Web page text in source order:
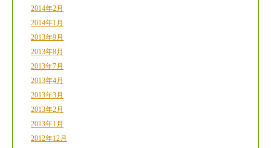
2014年2月
2014年1月
2013年9月
2013年8月
2013年7月
2013年4月
2013年3月
2013年2月
2013年1月
2012年12月